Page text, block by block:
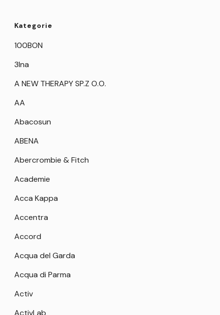
Kategorie
100BON
3Ina
A NEW THERAPY SP.Z O.O.
AA
Abacosun
ABENA
Abercrombie & Fitch
Academie
Acca Kappa
Accentra
Accord
Acqua del Garda
Acqua di Parma
Activ
ActivLab